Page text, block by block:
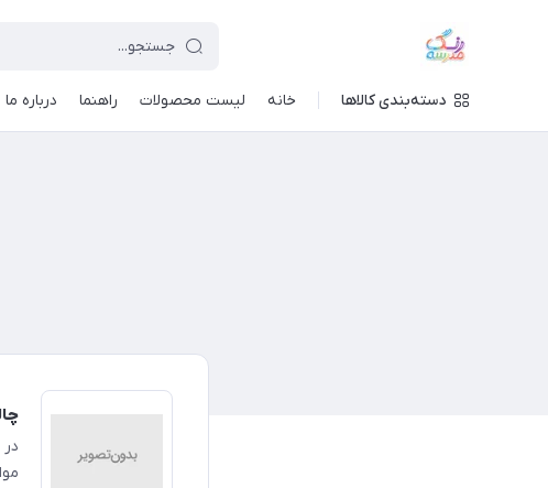
دسته‌بندی کالاها خانه لیست محصولات راهنما درباره ما